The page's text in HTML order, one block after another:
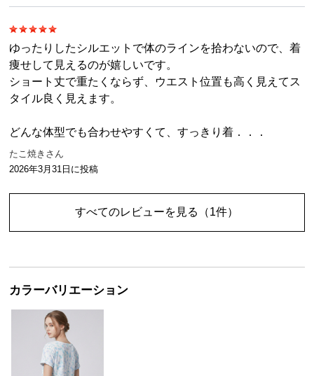
ゆったりしたシルエットで体のラインを拾わないので、着
痩せして見えるのが嬉しいです。
ショート丈で重たくならず、ウエスト位置も高く見えてス
タイル良く見えます。
どんな体型でも合わせやすくて、すっきり着．．．
たこ焼きさん
2026年3月31日 に投稿
すべてのレビューを見る （1件）
カラーバリエーション